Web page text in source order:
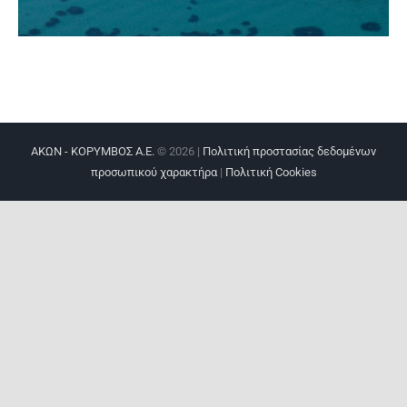
ΑΚΩΝ - ΚΟΡΥΜΒΟΣ Α.Ε. © 2026 | Πολιτική προστασίας δεδομένων
προσωπικού χαρακτήρα| Πολιτική Cookies